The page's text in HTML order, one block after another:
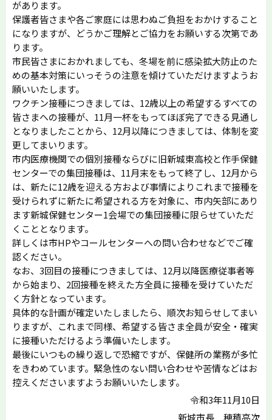
があります。
保護者皆さまや各ご家庭には思わぬご負担をおかけすること
になりますが、どうかご理解とご協力をお願いする次第であ
ります。
市民皆さまにおかれましても、冬場を前に感染拡大防止のた
めの基本対策にいっそうの注意を傾けていただけますようお
願いいたします。
ワクチン接種につきましては、12歳以上の希望するすべての
皆さまへの接種が、11月一杯をもってほぼ完了できる見通し
となりましたことから、12月以降につきましては、体制を変
更してまいります。
市内医療機関での個別接種ならびに旧新城東高校と作手保健
センターでの集団接種は、11月末をもって終了し、12月から
は、新たに12歳を迎える方および事情によりこれまで接種を
受けられずに新たに希望される方を対象に、市内矢部にあり
ます新城保健センター1会場での集団接種に限らせていただ
くこととなります。
詳しくは市HPやコールセンターへの問い合わせなどでご確
認ください。
なお、3回目の接種につきましては、12月以降医療従事者等
から始まり、2回接種を終えた方全員に接種を受けていただ
く方針となっています。
具体的な計画が確定いたしましたら、順次お知らせしてまい
りますが、これまで同様、希望する皆さま全員が安全・確実
に接種いただけるよう準備いたします。
最後にいつもの繰り返しで恐縮ですが、保健所の業務が多忙
をきわめています。緊急性のない問い合わせや苦情などはお
控えくださいますようお願いいたします。
令和3年11月10日
新城市長 穂積亮次